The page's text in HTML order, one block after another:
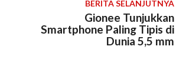
BERITA SELANJUTNYA
Gionee Tunjukkan
Smartphone Paling Tipis di
Dunia 5,5 mm